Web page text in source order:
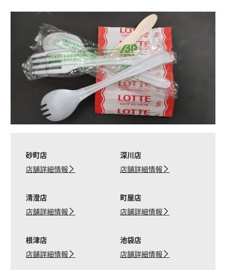
砂町店
店舗詳細情報
深川店
店舗詳細情報
清澄店
店舗詳細情報
町屋店
店舗詳細情報
根津店
店舗詳細情報
池袋店
店舗詳細情報